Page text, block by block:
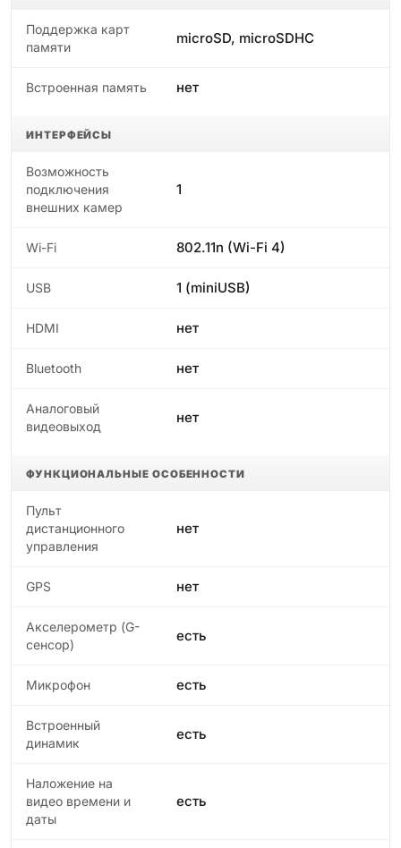
Поддержка карт
памяти
microSD, microSDHC
Встроенная память нет
ИНТЕРФЕЙСЫ
Возможность
подключения
внешних камер
1
Wi-Fi 802.11n (Wi-Fi 4)
USB 1 (miniUSB)
HDMI нет
Bluetooth нет
Аналоговый
видеовыход
нет
ФУНКЦИОНАЛЬНЫЕ ОСОБЕННОСТИ
Пульт
дистанционного
управления
нет
GPS нет
Акселерометр (G-
сенсор)
есть
Микрофон есть
Встроенный
динамик
есть
Наложение на
видео времени и
даты
есть